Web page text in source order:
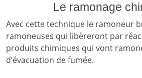
Le ramonage
Avec cette technique le ramoneur
ramoneuses qui libèreront par
produits chimiques qui vont
d’évacuation de fumée.